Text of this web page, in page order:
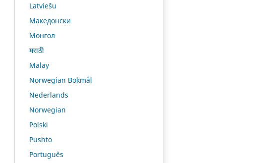
Latviešu
Македонски
Монгол
मराठी
Malay
Norwegian Bokmål
Nederlands
Norwegian
Polski
Pushto
Português